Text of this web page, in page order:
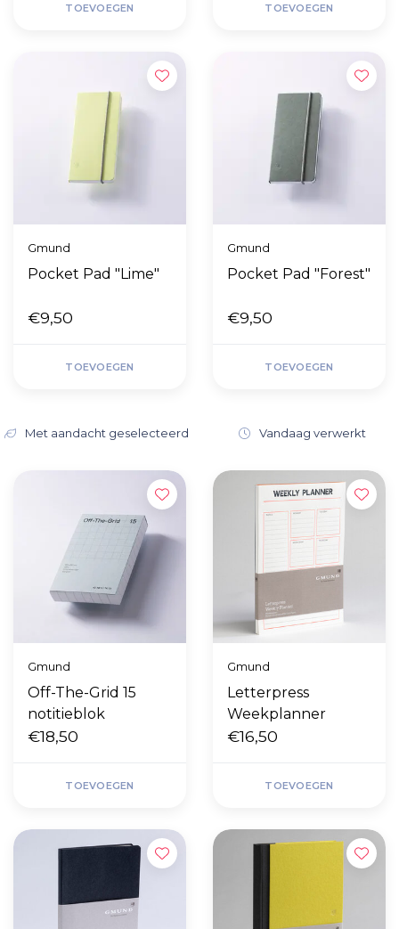
TOEVOEGEN TOEVOEGEN
Gmund
Pocket Pad "Lime"
€9,50
TOEVOEGEN
Gmund
Pocket Pad "Forest"
€9,50
TOEVOEGEN
Met aandacht geselecteerd Vandaag verwerkt
Gmund
Off-The-Grid 15
notitieblok
€18,50
TOEVOEGEN
Gmund
Letterpress
Weekplanner
€16,50
TOEVOEGEN